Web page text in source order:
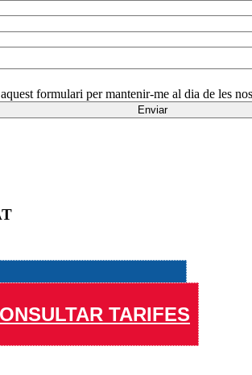
formulari per mantenir-me al dia de les
TARIFES